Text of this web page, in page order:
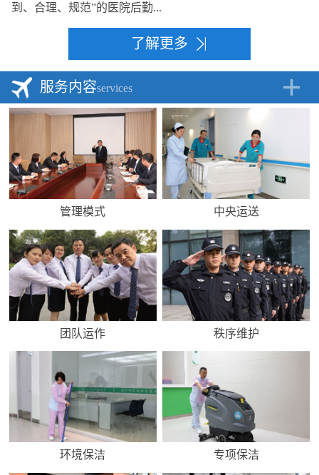
到、合理、规范”的医院后勤...
了解更多
服务内容services
管理模式 中央运送
团队运作 秩序维护
环境保洁 专项保洁